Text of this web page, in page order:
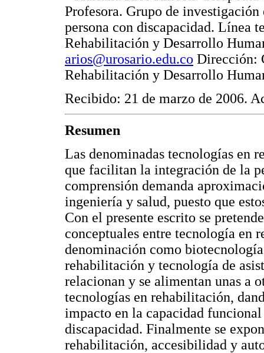
Profesora. Grupo de
persona con discapacidad. Línea
Rehabilitación y Desarrollo
arios@urosario.edu.co Dirección:
Rehabilitación y Desarrollo
Recibido: 21 de marzo de 2006.
Resumen
Las denominadas tecnologías en
que facilitan la integración de la
comprensión demanda
ingeniería y salud, puesto que
Con el presente escrito se
conceptuales entre tecnología en
denominación como
rehabilitación y tecnología de
relacionan y se alimentan unas a
tecnologías en rehabilitación,
impacto en la capacidad
discapacidad. Finalmente se
rehabilitación, accesibilidad y